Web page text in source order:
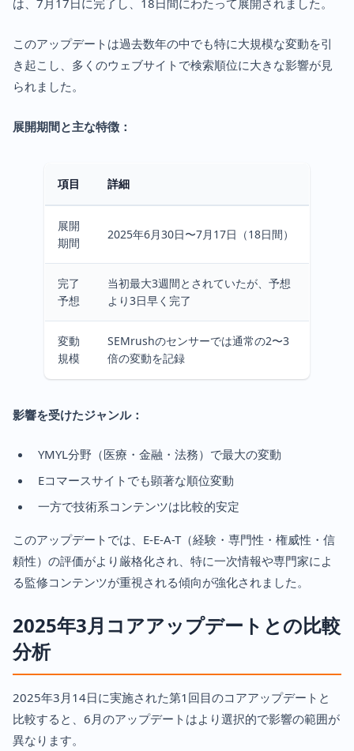
は、7月17日に完了し、18日間にわたって展開されました。
このアップデートは過去数年の中でも特に大規模な変動を引
き起こし、多くのウェブサイトで検索順位に大きな影響が見
られました。
展開期間と主な特徴：
項目 詳細
展開
期間
2025年6月30日〜7月17日（18日間）
完了
予想
当初最大3週間とされていたが、予想
より3日早く完了
変動
規模
SEMrushのセンサーでは通常の2〜3
倍の変動を記録
影響を受けたジャンル：
YMYL分野（医療・金融・法務）で最大の変動
Eコマースサイトでも顕著な順位変動
一方で技術系コンテンツは比較的安定
このアップデートでは、E-E-A-T（経験・専門性・権威性・信
頼性）の評価がより厳格化され、特に一次情報や専門家によ
る監修コンテンツが重視される傾向が強化されました。
2025年3月コアアップデートとの比較
分析
2025年3月14日に実施された第1回目のコアアップデートと
比較すると、6月のアップデートはより選択的で影響の範囲が
異なります。